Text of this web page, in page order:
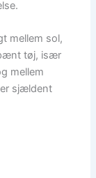
mellem sol,
tøj, især
mellem
er sjældent